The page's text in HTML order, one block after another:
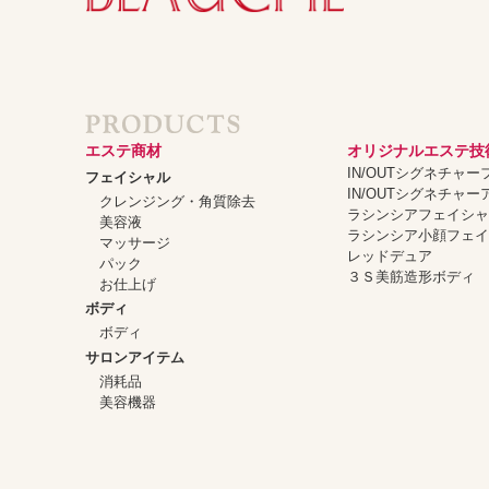
エステ商材
フェイシャル
クレンジング・角質除去
美容液
マッサージ
パック
お仕上げ
ボディ
ボディ
サロンアイテム
消耗品
美容機器
オリジナルエステ技
IN/OUTシグネチャー
IN/OUTシグネチャー
ラシンシアフェイシ
ラシンシア小顔フェ
レッドデュア
３Ｓ美筋造形ボディ